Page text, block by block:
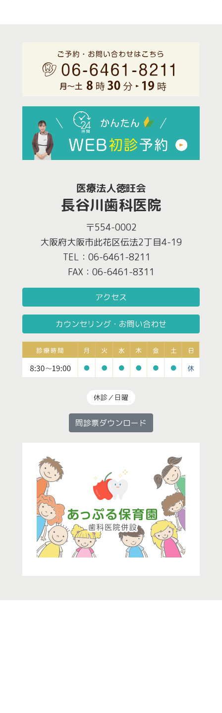
医療法人徳旺会
長谷川歯科医院
〒554-0002
大阪府大阪市此花区伝法2丁目4-19
TEL：06-6461-8211
FAX：06-6461-8311
アクセス
カウンセリング・お問い合わせ
休診／日曜
問診票ダウンロード